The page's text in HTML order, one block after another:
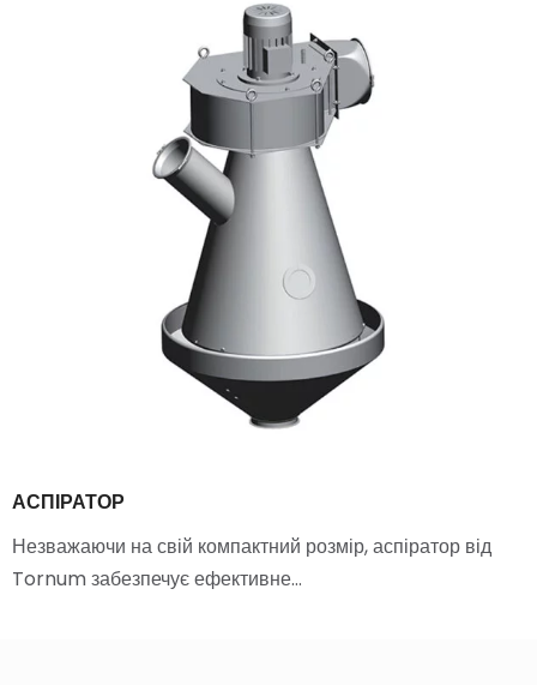
АСПІРАТОР
Незважаючи на свій компактний розмір, аспіратор від
Tornum забезпечує ефективне…